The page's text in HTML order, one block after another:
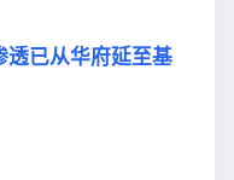
透已从华府延至基